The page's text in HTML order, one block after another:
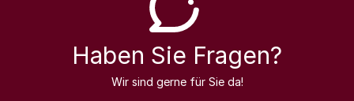
Haben Sie Fragen?
Wir sind gerne für Sie da!